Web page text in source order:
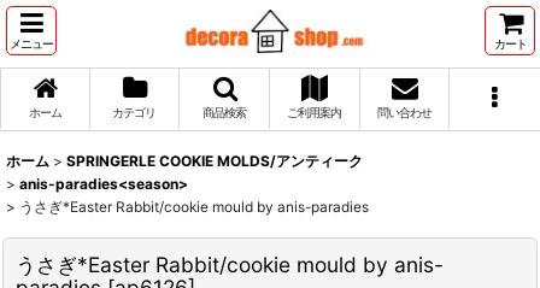
メニュー カート
ホーム カテゴリ 商品検索 ご利用案内 問い合わせ
ホーム > SPRINGERLE COOKIE MOLDS/アンティーク
> anis-paradies<season>
> うさぎ*Easter Rabbit/cookie mould by anis-paradies
うさぎ*Easter Rabbit/cookie mould by anis-